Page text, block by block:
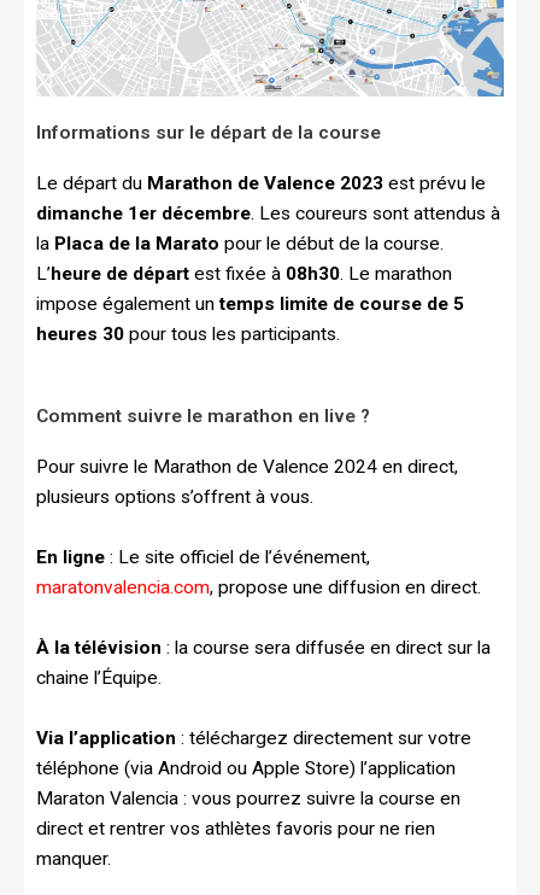
Informations sur le départ de la course
Le départ du Marathon de Valence 2023 est prévu le
dimanche 1er décembre. Les coureurs sont attendus à
la Placa de la Marato pour le début de la course.
L’heure de départ est fixée à 08h30. Le marathon
impose également untemps limite de course de 5
heures 30 pour tous les participants.
Comment suivre le marathon en live ?
Pour suivre le Marathon de Valence 2024 en direct,
plusieurs options s’offrent à vous.
En ligne : Le site officiel de l’événement,
maratonvalencia.com, propose une diffusion en direct.
À la télévision : la course sera diffusée en direct sur la
chaine l’Équipe.
Via l’application : téléchargez directement sur votre
téléphone (via Android ou Apple Store) l’application
Maraton Valencia : vous pourrez suivre la course en
direct et rentrer vos athlètes favoris pour ne rien
manquer.